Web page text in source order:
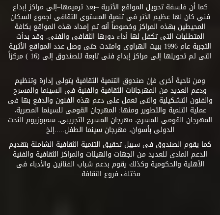
كما أن فلسفة تحويل المواقع الأثرية –بعد ترميمها–إلى مراكز إبداع
فنى كان لها عظيم الأثر فى تنمية المستوى الثقافى لجموع السكان
المحيطين بهذه المراكز وخصوصاً أنه تم إمداد هذه المواقع بكافة
المتطلبات التى تكفل لها أداء دورها الثقافى والفنى. وقد بدأت
التجربة عام 1996 ببيت الهراوى وامتدت حتى وصل عدد المواقع الأثرية
التى تم تحويلها إلى مراكز إبداع فنى تابعة للصندوق إلى (16 ) مركزاً
.. .
ومن ناحية أخرى فإن صندوق التنمية الثقافية يتولى إدارة وتنظيم
ودعم العديد من المهرجانات الثقافية والفنية فى السينما والمسرح
والفنون التشكيلية والتى تعمل على دعم هذه الفنون والدفع بها فى
عملية التنمية والتطوير ومنها: المهرجان القومى للسينما المصرية،
المهرجان القومى للمسرح، مهرجان المسرح التجريبى، سمبوزيوم النحت
الدولى بأسوان، مهرجان سينما الطفل.....إلخ
كما يقوم الصندوق فى سبيل تحقيق التنمية الثقافية الشاملة بتقديم
الدعم المادى للعديد من الجهات والهيئات والمراكز الثقافية والفنية
الأهلية والحكومية وكذلك يقوم بدعم شباب الفنانين والأدباء فى
مختلف فروع الثقافة.